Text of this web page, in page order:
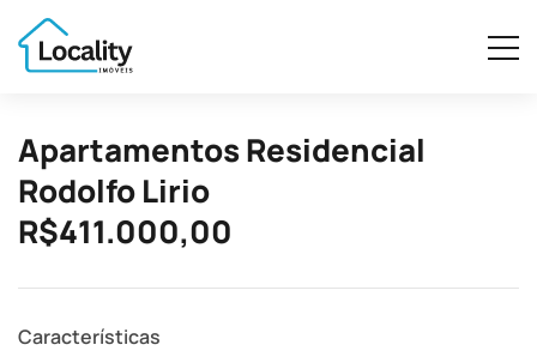
Apartamentos Residencial
Rodolfo Lirio
R$411.000,00
Características